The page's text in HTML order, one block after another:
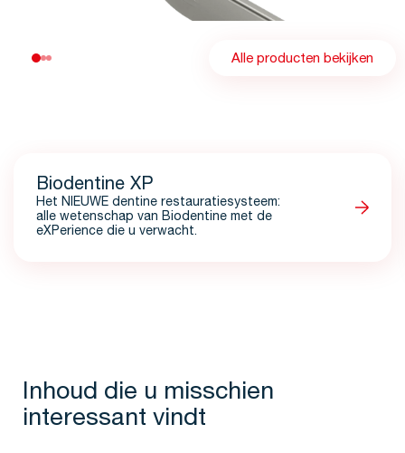
Alle producten bekijken
Biodentine XP
Het NIEUWE dentine restauratiesysteem:
alle wetenschap van Biodentine met de
eXPerience die u verwacht.
Inhoud die u misschien
interessant vindt